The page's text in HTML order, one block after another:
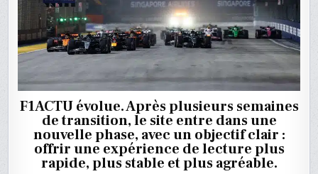
F1ACTU évolue. Après plusieurs semaines
de transition, le site entre dans une
nouvelle phase, avec un objectif clair :
offrir une expérience de lecture plus
rapide, plus stable et plus agréable.